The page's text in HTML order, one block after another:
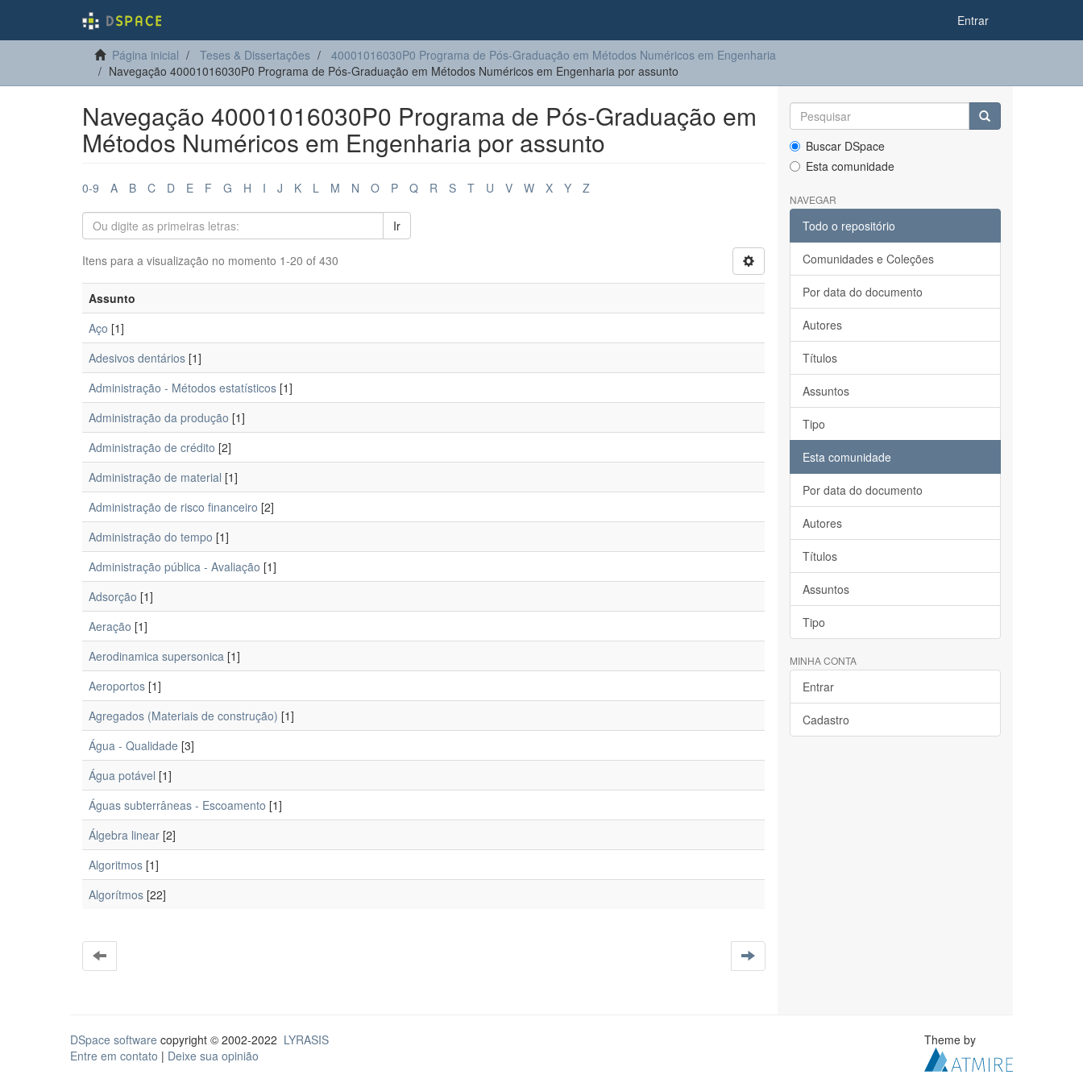
Entrar
Página inicial Teses & Dissertações
40001016030P0 Programa de Pós-Graduação em Métodos Numéricos em Engenharia
Navegação 40001016030P0 Programa de Pós-Graduação em Métodos Numéricos em Engenharia por assunto
Navegação 40001016030P0 Programa de Pós-Graduação em
Métodos Numéricos em Engenharia por assunto
0-9 A B C D E F G H I J K L M N O P Q R S T U V W X Y Z
Ir
Itens para a visualização no momento 1-20 of 430
Assunto
Aço [1]
Adesivos dentários [1]
Administração - Métodos estatísticos [1]
Administração da produção [1]
Administração de crédito [2]
Administração de material [1]
Administração de risco financeiro [2]
Administração do tempo [1]
Administração pública - Avaliação [1]
Adsorção [1]
Aeração [1]
Aerodinamica supersonica [1]
Aeroportos [1]
Agregados (Materiais de construção) [1]
Água - Qualidade [3]
Água potável [1]
Águas subterrâneas - Escoamento [1]
Álgebra linear [2]
Algoritmos [1]
Algorítmos [22]
Buscar DSpace
Esta comunidade
NAVEGAR
Todo o repositório
Comunidades e Coleções
Por data do documento
Autores
Títulos
Assuntos
Tipo
Esta comunidade
Por data do documento
Autores
Títulos
Assuntos
Tipo
MINHA CONTA
Entrar
Cadastro
DSpace software copyright © 2002-2022 LYRASIS
Entre em contato | Deixe sua opinião
Theme by